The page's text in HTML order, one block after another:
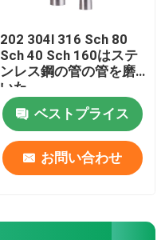
202 304l 316 Sch 80
Sch 40 Sch 160はステ
ンレス鋼の管の管を磨
いた
ベストプライス
お問い合わせ